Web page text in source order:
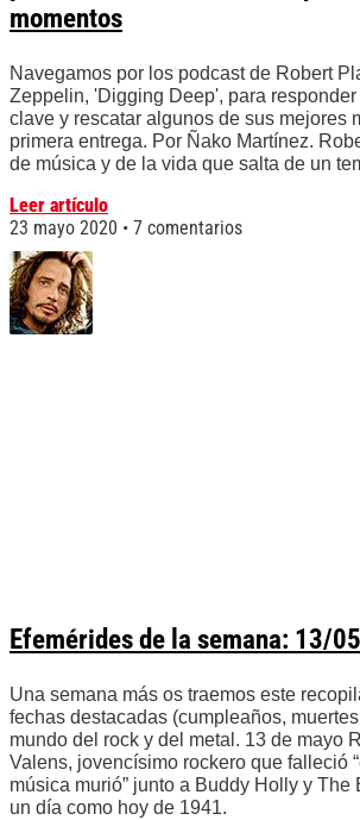
momentos
Navegamos por los podcast de Robert
Zeppelin, 'Digging Deep', para
clave y rescatar algunos de sus mejores
primera entrega. Por Ñako Martínez.
de música y de la vida que salta de un
Leer artículo
23 mayo 2020
7 comentarios
Efemérides de la semana: 13/
Una semana más os traemos este
fechas destacadas (cumpleaños,
mundo del rock y del metal. 13 de mayo
Valens, jovencísimo rockero que falleció
música murió” junto a Buddy Holly y The
un día como hoy de 1941.